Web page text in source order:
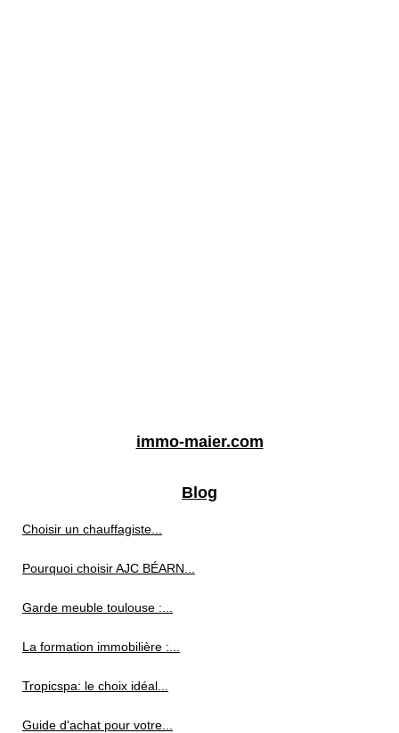
immo-maier.com
Blog
Choisir un chauffagiste...
Pourquoi choisir AJC BÉARN...
Garde meuble toulouse :...
La formation immobilière :...
Tropicspa: le choix idéal...
Guide d'achat pour votre...